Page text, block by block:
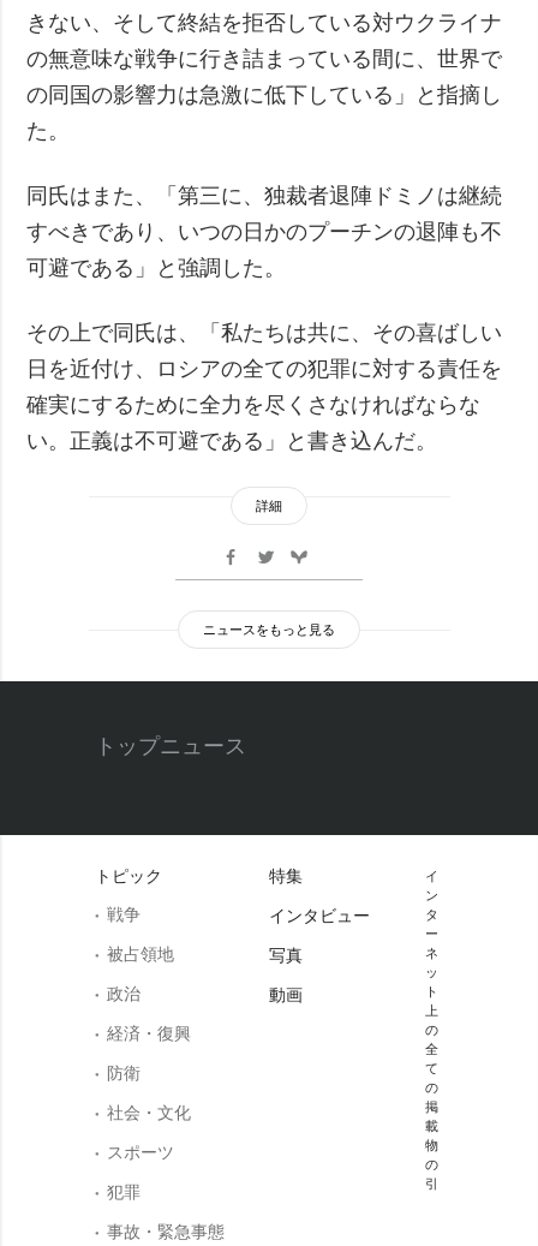
きない、そして終結を拒否している対ウクライナ
の無意味な戦争に行き詰まっている間に、世界で
の同国の影響力は急激に低下している」と指摘し
た。
同氏はまた、「第三に、独裁者退陣ドミノは継続
すべきであり、いつの日かのプーチンの退陣も不
可避である」と強調した。
その上で同氏は、「私たちは共に、その喜ばしい
日を近付け、ロシアの全ての犯罪に対する責任を
確実にするために全力を尽くさなければならな
い。正義は不可避である」と書き込んだ。
詳細
ニュースをもっと見る
トップニュース
トピック
戦争
被占領地
政治
経済・復興
防衛
社会・文化
スポーツ
犯罪
事故・緊急事態
特集
インタビュー
写真
動画
イ
ン
タ
ー
ネ
ッ
ト
上
の
全
て
の
掲
載
物
の
引